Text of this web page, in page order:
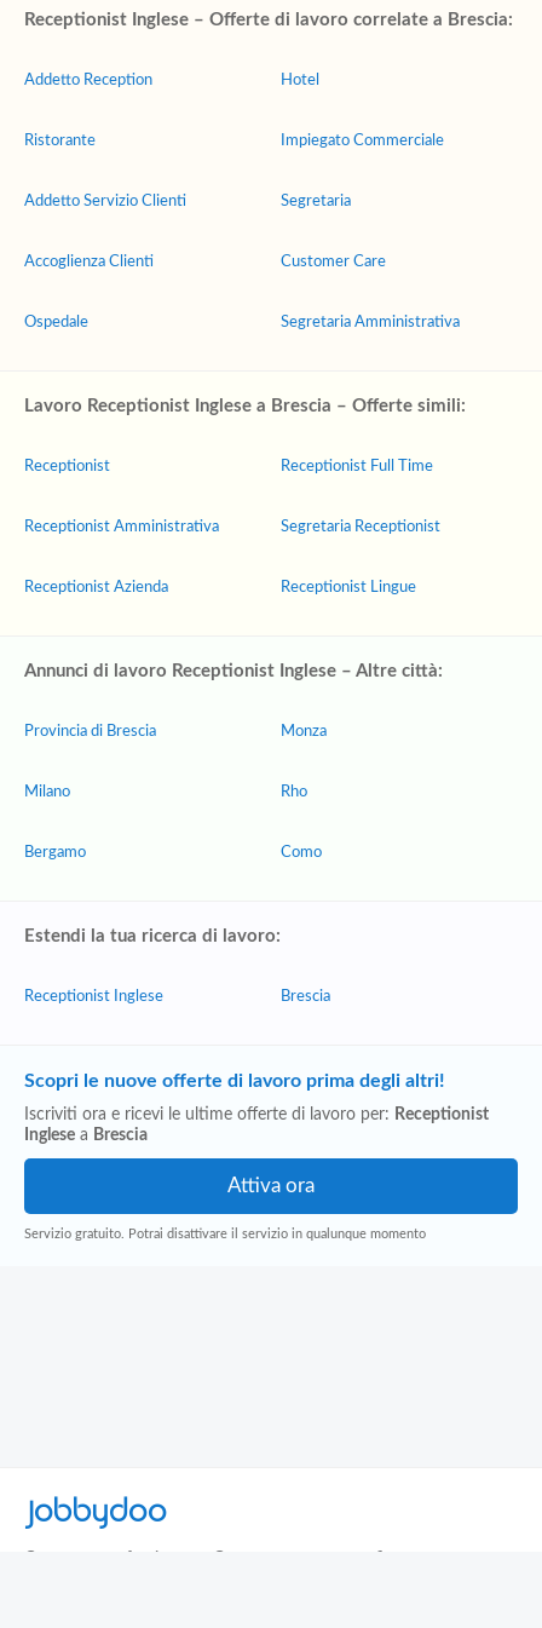
Receptionist Inglese – Offerte di lavoro correlate a Brescia:
Addetto Reception
Ristorante
Addetto Servizio Clienti
Accoglienza Clienti
Ospedale
Hotel
Impiegato Commerciale
Segretaria
Customer Care
Segretaria Amministrativa
Lavoro Receptionist Inglese a Brescia – Offerte simili:
Receptionist
Receptionist Amministrativa
Receptionist Azienda
Receptionist Full Time
Segretaria Receptionist
Receptionist Lingue
Annunci di lavoro Receptionist Inglese – Altre città:
Provincia di Brescia
Milano
Bergamo
Monza
Rho
Como
Estendi la tua ricerca di lavoro:
Receptionist Inglese Brescia
Scopri le nuove offerte di lavoro prima degli altri!
Iscriviti ora e ricevi le ultime offerte di lavoro per: Receptionist
Inglese a Brescia
Servizio gratuito. Potrai disattivare il servizio in qualunque momento
Jobbydoo